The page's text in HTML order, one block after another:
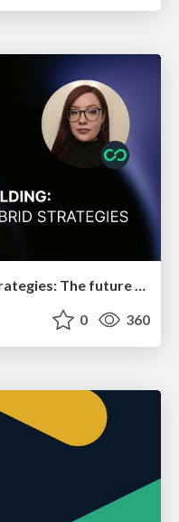
Impact Scores and Hybrid Strategies: The future of link building
0 360